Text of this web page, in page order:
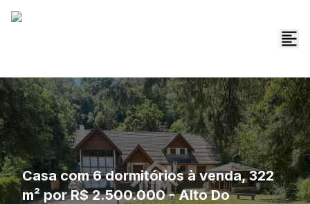
Casa com 6 dormitórios à venda, 322
m² por R$ 2.500.000 - Alto Do